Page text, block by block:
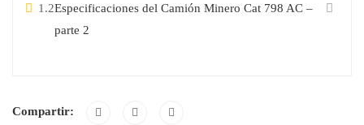
1.2Especificaciones del Camión Minero Cat 798 AC –
parte 2
Compartir: